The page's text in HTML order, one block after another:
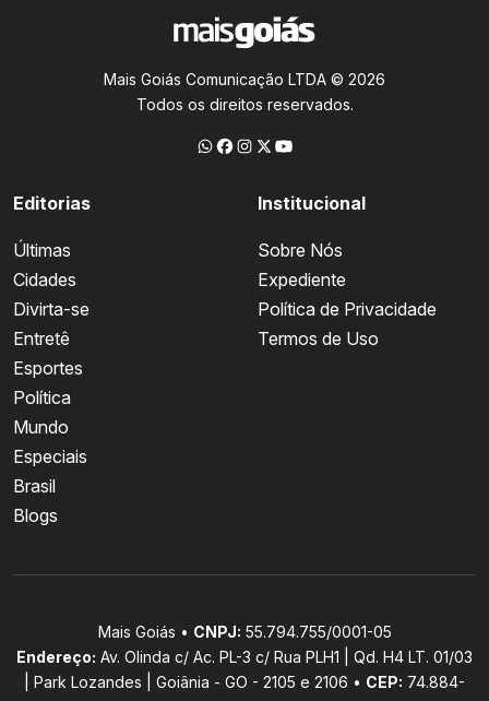
Mais Goiás Comunicação LTDA © 2026
Todos os direitos reservados.
Editorias
Últimas
Cidades
Divirta-se
Entretê
Esportes
Política
Mundo
Especiais
Brasil
Blogs
Institucional
Sobre Nós
Expediente
Política de Privacidade
Termos de Uso
Mais Goiás • CNPJ: 55.794.755/0001-05
Endereço: Av. Olinda c/ Ac. PL-3 c/ Rua PLH1 | Qd. H4 LT. 01/03
| Park Lozandes | Goiânia - GO - 2105 e 2106 • CEP: 74.884-